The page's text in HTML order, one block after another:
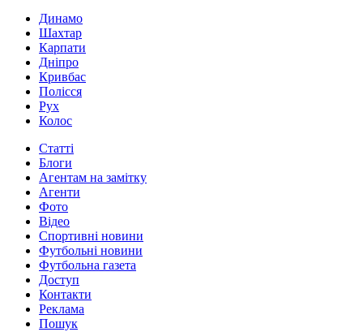
Динамо
Шахтар
Карпати
Дніпро
Кривбас
Полісся
Рух
Колос
Статті
Блоги
Агентам на замітку
Агенти
Фото
Відео
Спортивні новини
Футбольні новини
Футбольна газета
Доступ
Контакти
Реклама
Пошук